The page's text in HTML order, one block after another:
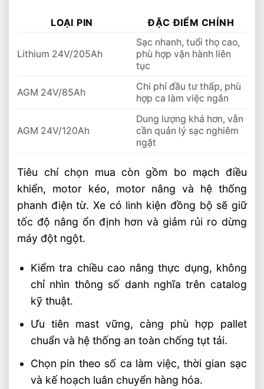
LOẠI PIN ĐẶC ĐIỂM CHÍNH
Lithium 24V/205Ah
Sạc nhanh, tuổi thọ cao,
phù hợp vận hành liên
tục
AGM 24V/85Ah
Chi phí đầu tư thấp, phù
hợp ca làm việc ngắn
AGM 24V/120Ah
Dung lượng khá hơn, vẫn
cần quản lý sạc nghiêm
ngặt
Tiêu chí chọn mua còn gồm bo mạch điều
khiển, motor kéo, motor nâng và hệ thống
phanh điện từ. Xe có linh kiện đồng bộ sẽ giữ
tốc độ nâng ổn định hơn và giảm rủi ro dừng
máy đột ngột.
Kiểm tra chiều cao nâng thực dụng, không
chỉ nhìn thông số danh nghĩa trên catalog
kỹ thuật.
Ưu tiên mast vững, càng phù hợp pallet
chuẩn và hệ thống an toàn chống tụt tải.
Chọn pin theo số ca làm việc, thời gian sạc
và kế hoạch luân chuyển hàng hóa.